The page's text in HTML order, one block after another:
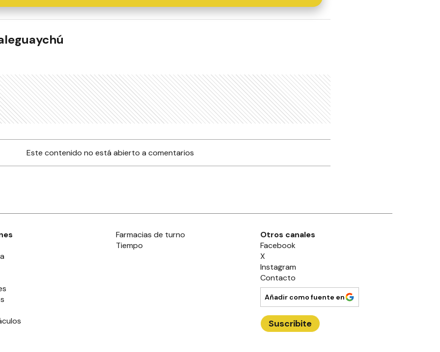
Este contenido no está abierto a comentarios
Farmacias de turno
Tiempo
Otros canales
Facebook
X
Instagram
Contacto
Añadir como fuente en
Suscribite